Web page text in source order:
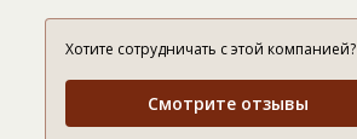
Хотите сотрудничать с этой компанией?
Смотрите отзывы